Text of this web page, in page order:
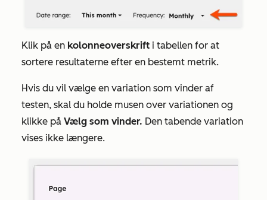
Klik på en kolonneoverskrift i tabellen for at
sortere resultaterne efter en bestemt metrik.
Hvis du vil vælge en variation som vinder af
testen, skal du holde musen over variationen og
klikke på Vælg som vinder. Den tabende variation
vises ikke længere.